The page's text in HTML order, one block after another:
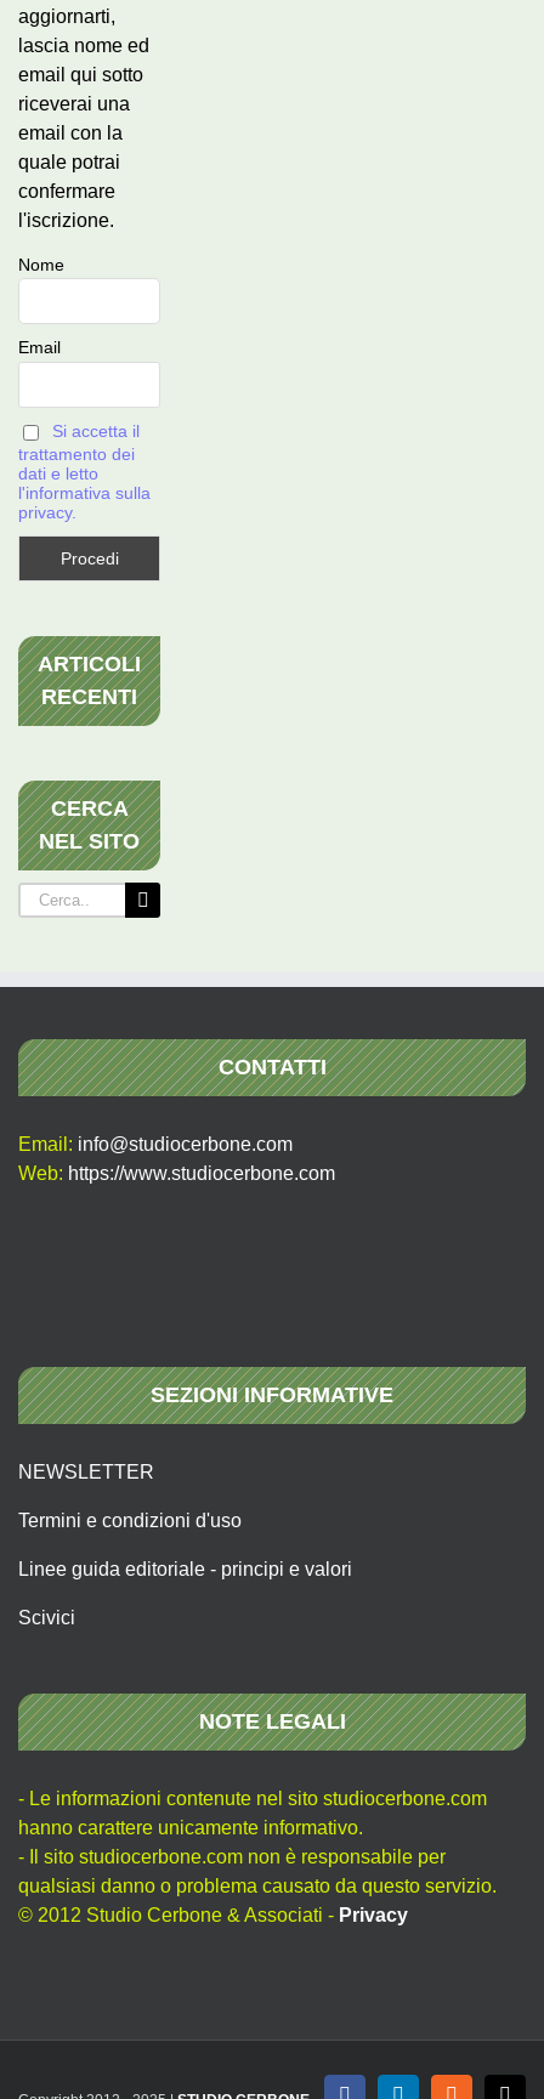
aggiornarti,
lascia nome ed
email qui sotto
riceverai una
email con la
quale potrai
confermare
l'iscrizione.
Nome
Email
Si accetta il
trattamento dei
dati e letto
l'informativa sulla
privacy.
ARTICOLI
RECENTI
CERCA
NEL SITO
Cerca
per:
CONTATTI
Email: info@studiocerbone.com
Web: https://www.studiocerbone.com
SEZIONI INFORMATIVE
NEWSLETTER
Termini e condizioni d'uso
Linee guida editoriale - principi e valori
Scivici
NOTE LEGALI
- Le informazioni contenute nel sito studiocerbone.com
hanno carattere unicamente informativo.
- Il sito studiocerbone.com non è responsabile per
qualsiasi danno o problema causato da questo servizio.
© 2012 Studio Cerbone & Associati - Privacy